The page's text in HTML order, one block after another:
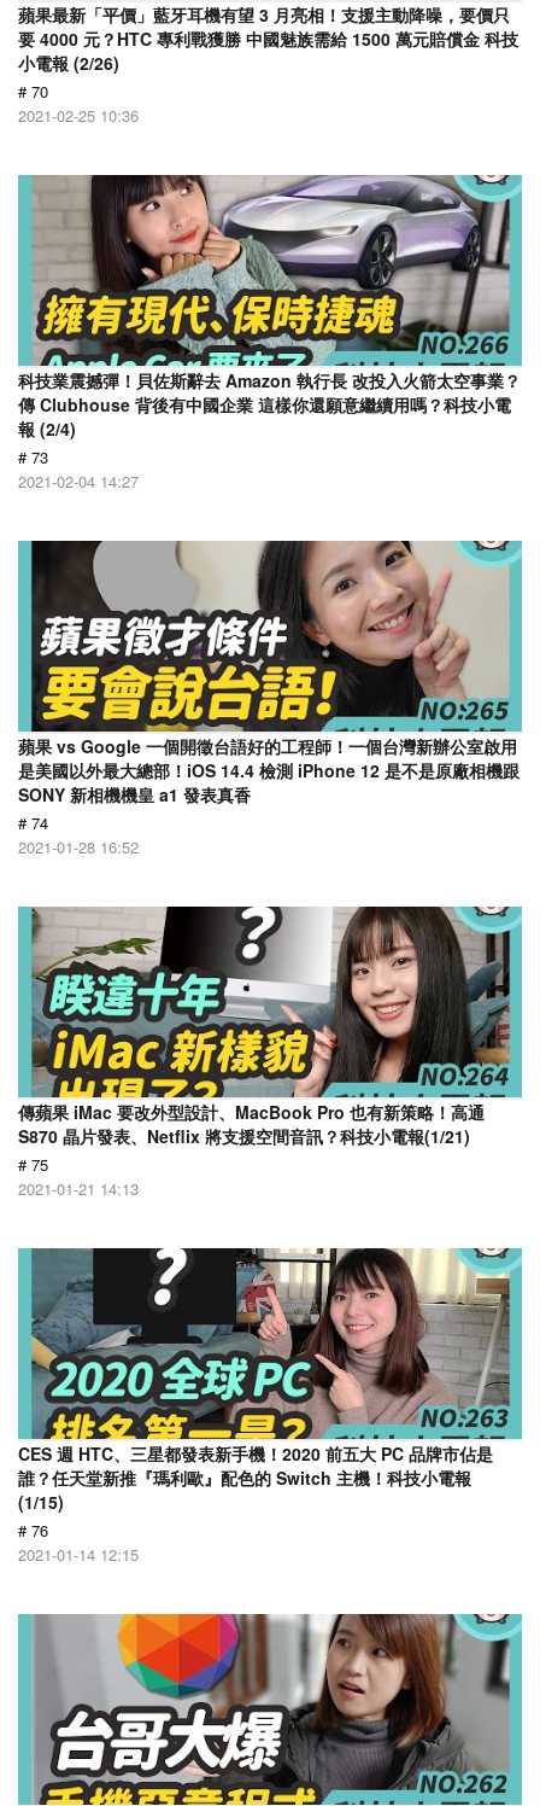
蘋果最新「平價」藍牙耳機有望 3 月亮相！支援主動降噪，要價只
要 4000 元？HTC 專利戰獲勝 中國魅族需給 1500 萬元賠償金 科技
小電報 (2/26)
# 70
2021-02-25 10:36
科技業震撼彈！貝佐斯辭去 Amazon 執行長 改投入火箭太空事業？
傳 Clubhouse 背後有中國企業 這樣你還願意繼續用嗎？科技小電
報 (2/4)
# 73
2021-02-04 14:27
蘋果 vs Google 一個開徵台語好的工程師！一個台灣新辦公室啟用
是美國以外最大總部！iOS 14.4 檢測 iPhone 12 是不是原廠相機跟
SONY 新相機機皇 a1 發表真香
# 74
2021-01-28 16:52
傳蘋果 iMac 要改外型設計、MacBook Pro 也有新策略！高通
S870 晶片發表、Netflix 將支援空間音訊？科技小電報(1/21)
# 75
2021-01-21 14:13
CES 週 HTC、三星都發表新手機！2020 前五大 PC 品牌市佔是
誰？任天堂新推『瑪利歐』配色的 Switch 主機！科技小電報
(1/15)
# 76
2021-01-14 12:15